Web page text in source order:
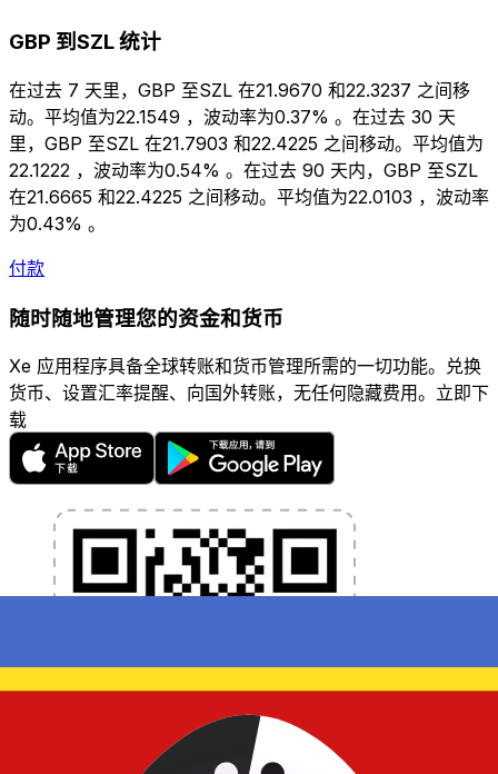
GBP 到SZL 统计
在过去 7 天里，GBP 至SZL 在21.9670 和22.3237 之间移
动。平均值为22.1549 ，波动率为0.37% 。在过去 30 天
里，GBP 至SZL 在21.7903 和22.4225 之间移动。平均值为
22.1222 ，波动率为0.54% 。在过去 90 天内，GBP 至SZL
在21.6665 和22.4225 之间移动。平均值为22.0103 ，波动率
为0.43% 。
付款
随时随地管理您的资金和货币
Xe 应用程序具备全球转账和货币管理所需的一切功能。兑换
货币、设置汇率提醒、向国外转账，无任何隐藏费用。立即下
载